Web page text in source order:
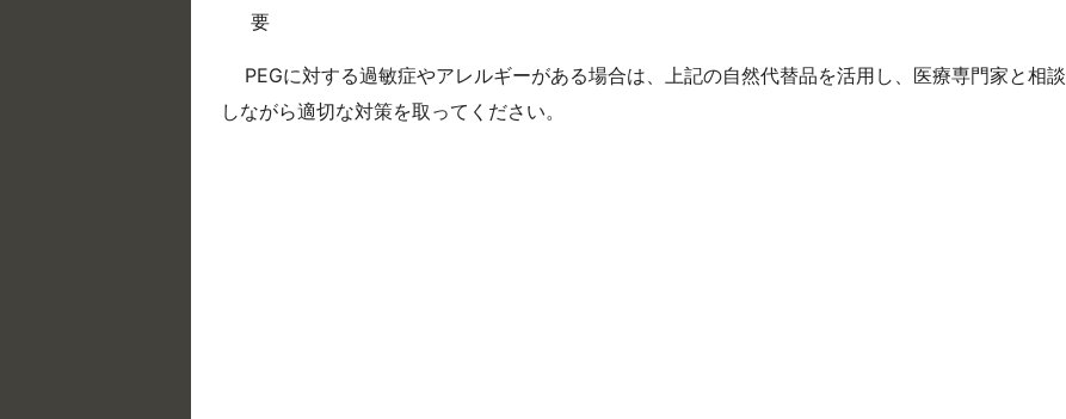
要
PEGに対する過敏症やアレルギーがある場合は、上記の自然代替品を活用し、医療専門家と相談
しながら適切な対策を取ってください。